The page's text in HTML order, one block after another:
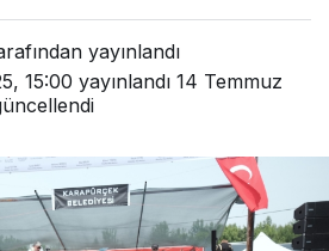
yayınlandı
15:00 yayınlandı 14 Temmuz